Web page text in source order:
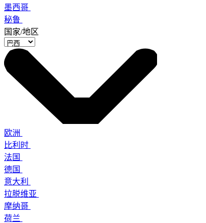
墨西哥
秘鲁
国家/地区
欧洲
比利时
法国
德国
意大利
拉脱维亚
摩纳哥
荷兰